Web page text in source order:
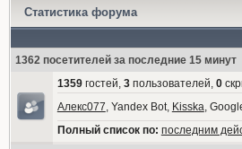
Статистика форума
1362 посетителей за последние 15 минут
1359гостей, 3пользователей, 0
Алекс077, Yandex Bot, Kisska,
Полный список по: последним